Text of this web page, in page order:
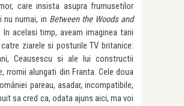
care insista asupra frumusetilor
nu numai, in Between the Woods and
In acelasi timp, aveam imaginea tarii
ziarele si posturile TV britanice:
Ceausescu si ale lui constructii
rromii alungati din Franta. Cele doua
pareau, asadar, incompatibile,
sa cred ca, odata ajuns aici, ma voi